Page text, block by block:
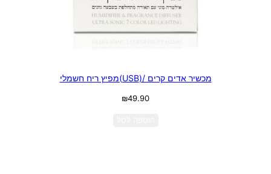
מכשיר אדים קרים /(USB)מפיץ ריח חשמלי
₪49.90